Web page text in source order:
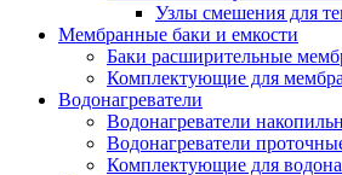
Узлы смешения для
Мембранные баки и емкости
Баки расширительные
Комплектующие для
Водонагреватели
Водонагреватели
Водонагреватели
Комплектующие для